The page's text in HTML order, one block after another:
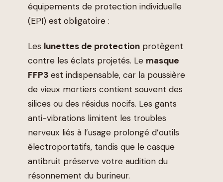
équipements de protection individuelle
(EPI) est obligatoire :
Les lunettes de protection protègent
contre les éclats projetés. Le masque
FFP3 est indispensable, car la poussière
de vieux mortiers contient souvent des
silices ou des résidus nocifs. Les gants
anti-vibrations limitent les troubles
nerveux liés à l’usage prolongé d’outils
électroportatifs, tandis que le casque
antibruit préserve votre audition du
résonnement du burineur.